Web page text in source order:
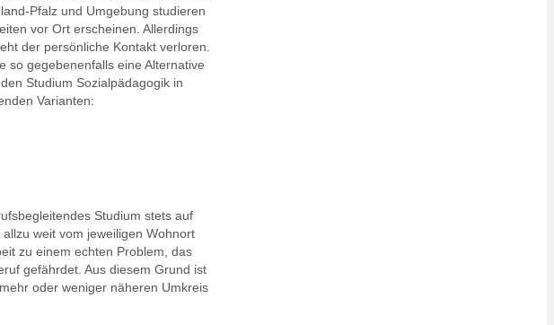
Pfalz und Umgebung studieren
vor Ort erscheinen. Allerdings
der persönliche Kontakt verloren.
so gegebenenfalls eine Alternative
Studium Sozialpädagogik in
Varianten:
Studium stets auf
weit vom jeweiligen Wohnort
zu einem echten Problem, das
gefährdet. Aus diesem Grund ist
oder weniger näheren Umkreis